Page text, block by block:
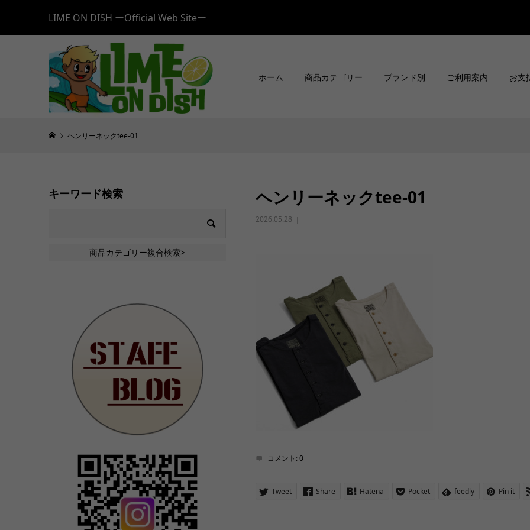
LIME ON DISH ーOfficial Web Siteー
ホーム 商品カテゴリー ブランド別 ご利用案内 お支
ヘンリーネックtee-01
ヘンリーネックtee-01
2026.05.28
コメント:0
Tweet Share Hatena Pocket feedly Pin it
キーワード検索
商品カテゴリー複合検索>